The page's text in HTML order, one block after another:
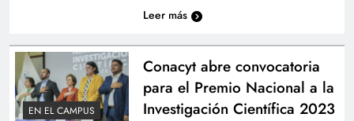
Leer más
EN EL CAMPUS
Conacyt abre convocatoria
para el Premio Nacional a la
Investigación Científica 2023